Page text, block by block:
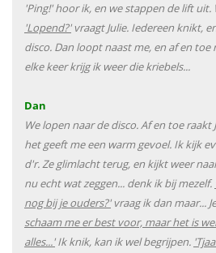
'Ping!' hoor ik, en we stappen de lift
'Lopend?'vraagt Julie. Iedereen knikt,
disco. Dan loopt naast me, en af en
elke keer krijg ik weer die kriebels...
Dan
We lopen naar de disco. Af en toe
het geeft me een warm gevoel. Ik kijk
d'r. Ze glimlacht terug, en kijkt weer
nu echt wat zeggen... denk ik bij mezelf.
nog bij je ouders?'vraag ik dan maar...
schaam me er best voor, maar het is
alles...'Ik knik, kan ik wel begrijpen.